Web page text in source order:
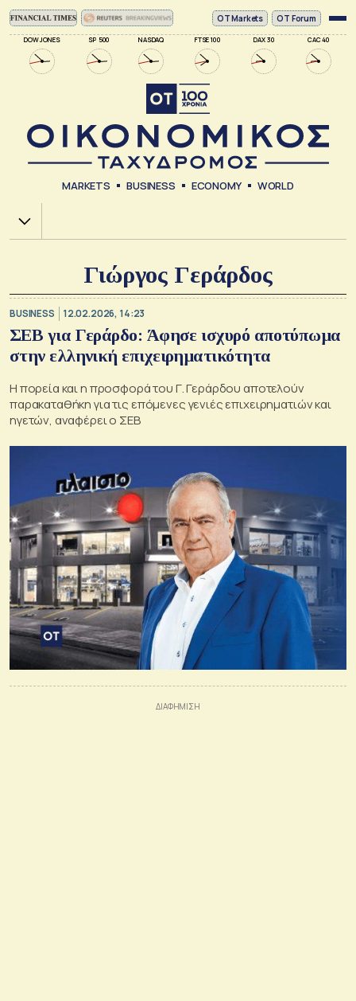
DOW JONES SP 500 NASDAQ FTSE 100 DAX 30 CAC 40
ΟΤ Markets OT Forum
MARKETS BUSINESS ECONOMY WORLD
Χ.Α.
Γιώργος Γεράρδος
BUSINESS 12.02.2026, 14:23
ΣΕΒ για Γεράρδο: Άφησε ισχυρό αποτύπωμα
στην ελληνική επιχειρηματικότητα
Η πορεία και η προσφορά του Γ. Γεράρδου αποτελούν
παρακαταθήκη για τις επόμενες γενιές επιχειρηματιών και
ηγετών, αναφέρει ο ΣΕΒ